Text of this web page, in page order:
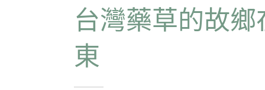
台灣藥草的故鄉
東